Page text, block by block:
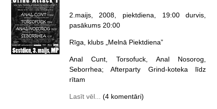
2.maijs, 2008, piektdiena, 19:00 durvis,
pasākums 20:00
Rīga, klubs „Melnā Piektdiena”
Anal Cunt, Torsofuck, Anal Nosorog,
Seborrhea; Afterparty Grind-koteka līdz
rītam
Lasīt vēl... (4 komentāri)